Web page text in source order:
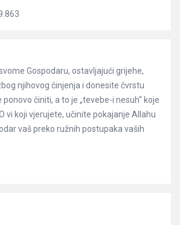
Gospodaru, ostavljajući grijehe,
njihovog činjenja i donesite čvrstu
činiti, a to je „tevebe-i nesuh“ koje
vi koji vjerujete, učinite pokajanje Allahu
vaš preko ružnih postupaka vaših